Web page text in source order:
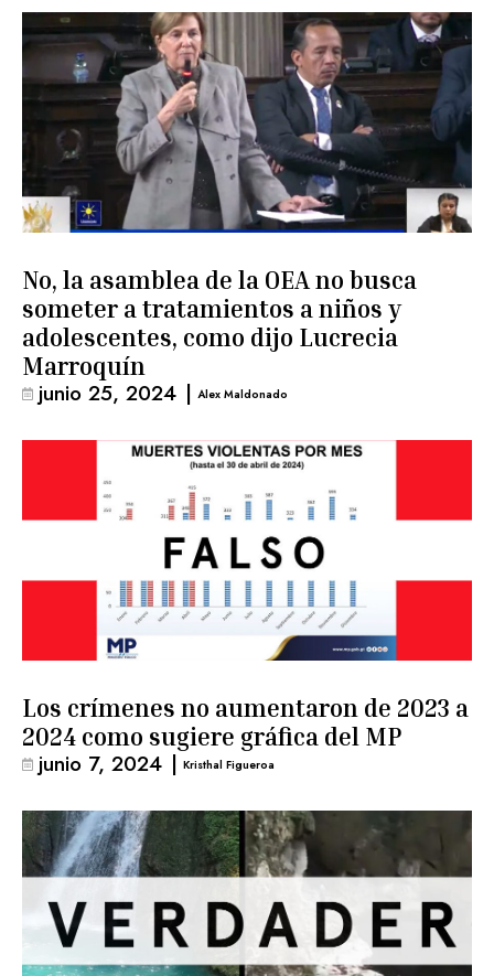
No, la asamblea de la OEA no busca
someter a tratamientos a niños y
adolescentes, como dijo Lucrecia
Marroquín
junio 25, 2024 | Alex Maldonado
Los crímenes no aumentaron de 2023 a
2024 como sugiere gráfica del MP
junio 7, 2024 | Kristhal Figueroa